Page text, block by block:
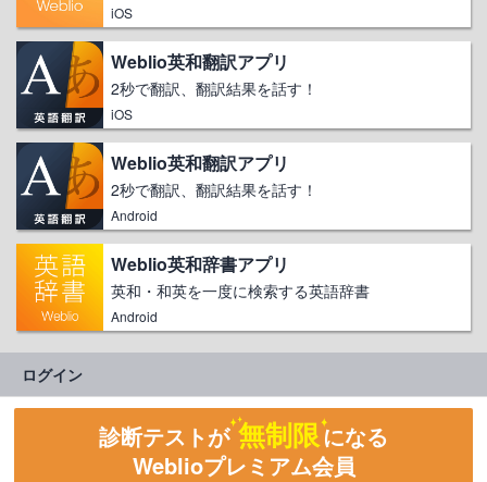
iOS
Weblio英和翻訳アプリ
2秒で翻訳、翻訳結果を話す！
iOS
Weblio英和翻訳アプリ
2秒で翻訳、翻訳結果を話す！
Android
Weblio英和辞書アプリ
英和・和英を一度に検索する英語辞書
Android
ログイン
診断テストが 無制限になる
Weblioプレミアム会員